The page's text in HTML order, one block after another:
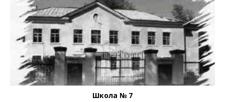
Школа № 7